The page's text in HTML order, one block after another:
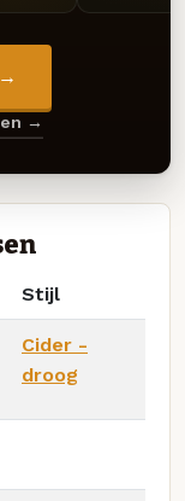
→
Stijl
Cider -
droog